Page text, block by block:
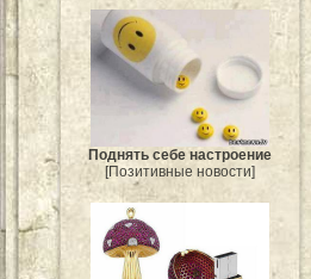
Поднять себе настроение
[Позитивные новости]